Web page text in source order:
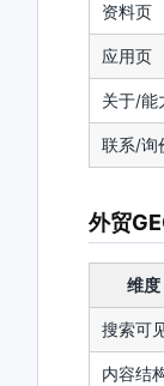
资料页
应用页
关于/能
联系/询
外贸
维度
搜索可
内容结